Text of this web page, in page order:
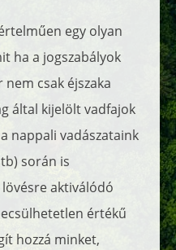
egy olyan
ha a jogszabályok
csak éjszaka
által kijelölt vadfajok
nappali vadászataink
során is
aktiválódó
értékű
hozzá minket,